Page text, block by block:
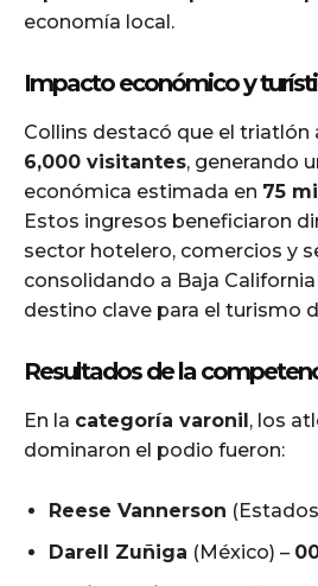
economía local.
Impacto económico y
Collins destacó que el triatlón
6,000 visitantes, generando
económica estimada en 75
Estos ingresos beneficiaron
sector hotelero, comercios y
consolidando a Baja
destino clave para el turismo
Resultados de la
En la categoría varonil , los
dominaron el podio fueron:
Reese Vannerson
Darell Zuñiga (México) –